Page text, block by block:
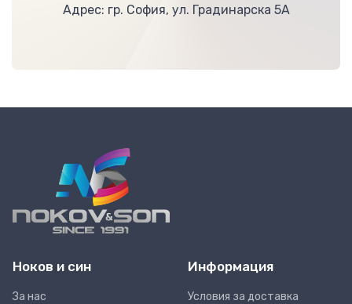
Адрес: гр. София, ул. Градинарска 5А
Ноков и син
За нас
Информация
Условия за доставка